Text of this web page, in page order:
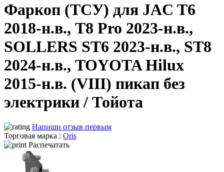
Фаркоп (ТСУ) для JAC T6
2018-н.в., T8 Pro 2023-н.в.,
SOLLERS ST6 2023-н.в., ST8
2024-н.в., TOYOTA Hilux
2015-н.в. (VIII) пикап без
электрики / Тойота
Напиши отзыв первым
Торговая марка : Oris
Распечатать